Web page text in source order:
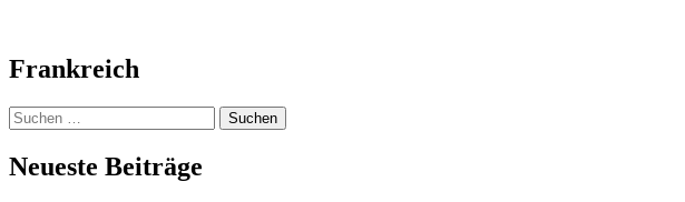
Frankreich
Suchen
nach:
Neueste Beiträge